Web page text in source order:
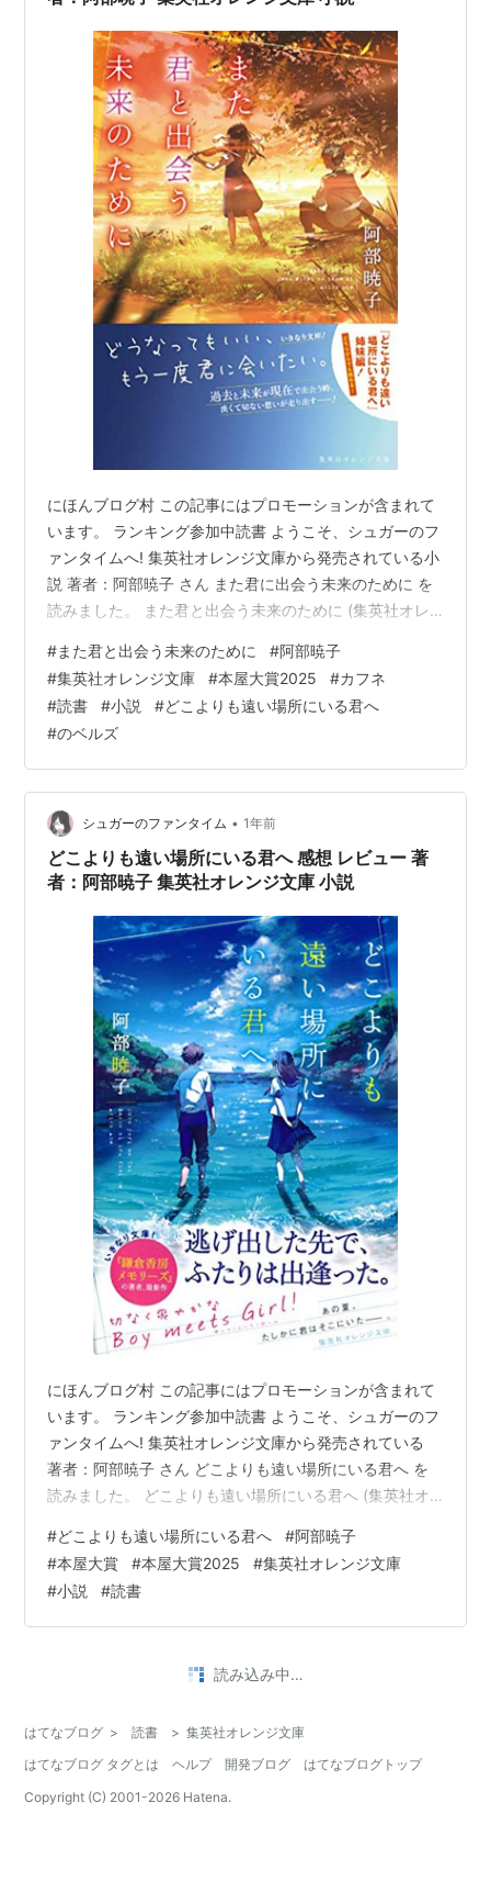
にほんブログ村 この記事にはプロモーションが含まれて
います。 ランキング参加中読書 ようこそ、シュガーのフ
ァンタイムへ! 集英社オレンジ文庫から発売されている小
説 著者：阿部暁子 さん また君に出会う未来のために を
読みました。 また君と出会う未来のために (集英社オレ
大賞受賞作「カフネ」の作者さんが過去に書いた作品と
いうことで手に取りました。 また「どこよりも遠い場所
にいる君へ」のシリーズでもあります。 めちゃくちゃ良
かったです! この記事では本作の内容紹介や感想、レビュ
ーを書いていきます。 いつも通り個人的な評価です。 肝
心…
#また君と出会う未来のために #阿部暁子
#集英社オレンジ文庫 #本屋大賞2025 #カフネ
#読書 #小説 #どこよりも遠い場所にいる君へ
#のベルズ
シュガーのファンタイム • 1年前
どこよりも遠い場所にいる君へ 感想 レビュー 著
者：阿部暁子 集英社オレンジ文庫 小説
にほんブログ村 この記事にはプロモーションが含まれて
います。 ランキング参加中読書 ようこそ、シュガーのフ
ァンタイムへ! 集英社オレンジ文庫から発売されている
著者：阿部暁子 さん どこよりも遠い場所にいる君へ を
読みました。 どこよりも遠い場所にいる君へ (集英社オ
2025大賞受賞作「カフネ」を書いた阿部さんの作品とい
うことで手に取りました。 カフネめちゃくちゃ良かった
ですからね。 さっそく感想、レビューを書いていきま
す。 いつも通り個人的な評価です。 口コミの1つとして
#どこよりも遠い場所にいる君へ #阿部暁子
#本屋大賞 #本屋大賞2025 #集英社オレンジ文庫
#小説 #読書
読み込み中…
はてなブログ > 読書 > 集英社オレンジ文庫
はてなブログ タグとは
ヘルプ 開発ブログ
はてなブログトップ
Copyright (C) 2001-2026 Hatena.